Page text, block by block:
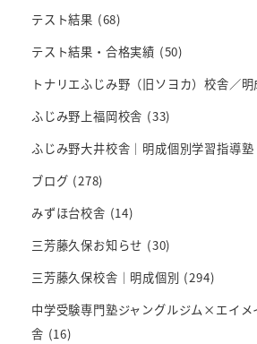
テスト結果 (68)
テスト結果・合格実績 (50)
トナリエふじみ野（旧ソヨカ）校舎／明
ふじみ野上福岡校舎 (33)
ふじみ野大井校舎｜明成個別学習指導塾
ブログ (278)
みずほ台校舎 (14)
三芳藤久保お知らせ (30)
三芳藤久保校舎｜明成個別 (294)
中学受験専門塾ジャングルジム×エイメ
舎 (16)